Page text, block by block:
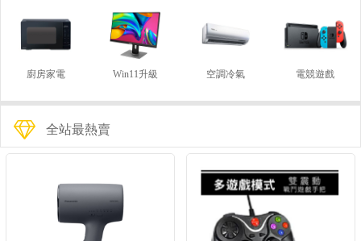
廚房家電 Win11升級 空調冷氣 電競遊戲
全站最熱賣